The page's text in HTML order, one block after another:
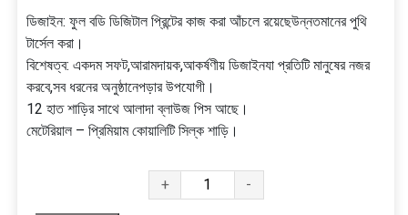
ডিজাইন: ফুল বডি ডিজিটাল প্রিন্টের কাজ করা আঁচলে রয়েছেউন্নতমানের পুথি
টার্সেল করা।
বিশেষত্ব: একদম সফট,আরামদায়ক,আকর্ষণীয় ডিজাইনযা প্রতিটি মানুষের নজর
করবে,সব ধরনের অনুষ্ঠানেপড়ার উপযোগী।
12 হাত শাড়ির সাথে আলাদা ব্লাউজ পিস আছে।
মেটেরিয়াল – প্রিমিয়াম কোয়ালিটি সিল্ক শাড়ি।
+
প্রিমিয়াম
কোয়ালিটি
-